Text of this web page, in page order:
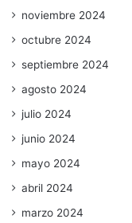
noviembre 2024
octubre 2024
septiembre 2024
agosto 2024
julio 2024
junio 2024
mayo 2024
abril 2024
marzo 2024